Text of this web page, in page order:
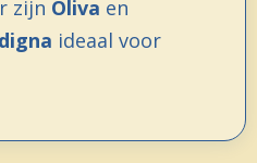
zijn Oliva en
ideaal voor